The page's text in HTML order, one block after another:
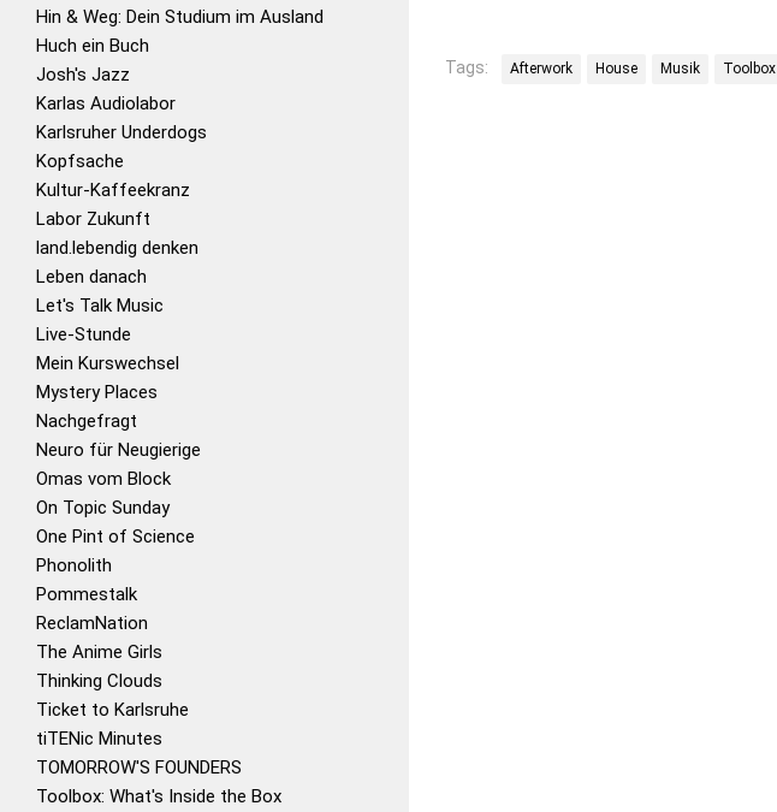
Tags: Afterwork House Musik Toolbox
Hin & Weg: Dein Studium im Ausland
Huch ein Buch
Josh's Jazz
Karlas Audiolabor
Karlsruher Underdogs
Kopfsache
Kultur-Kaffeekranz
Labor Zukunft
land.lebendig denken
Leben danach
Let's Talk Music
Live-Stunde
Mein Kurswechsel
Mystery Places
Nachgefragt
Neuro für Neugierige
Omas vom Block
On Topic Sunday
One Pint of Science
Phonolith
Pommestalk
ReclamNation
The Anime Girls
Thinking Clouds
Ticket to Karlsruhe
tiTENic Minutes
TOMORROW'S FOUNDERS
Toolbox: What's Inside the Box